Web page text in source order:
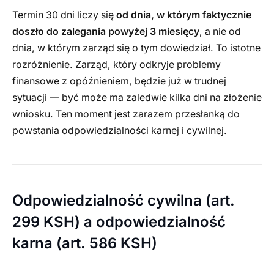
Termin 30 dni liczy się od dnia, w którym faktycznie
doszło do zalegania powyżej 3 miesięcy, a nie od
dnia, w którym zarząd się o tym dowiedział. To istotne
rozróżnienie. Zarząd, który odkryje problemy
finansowe z opóźnieniem, będzie już w trudnej
sytuacji — być może ma zaledwie kilka dni na złożenie
wniosku. Ten moment jest zarazem przesłanką do
powstania odpowiedzialności karnej i cywilnej.
Odpowiedzialność cywilna (art.
299 KSH) a odpowiedzialność
karna (art. 586 KSH)